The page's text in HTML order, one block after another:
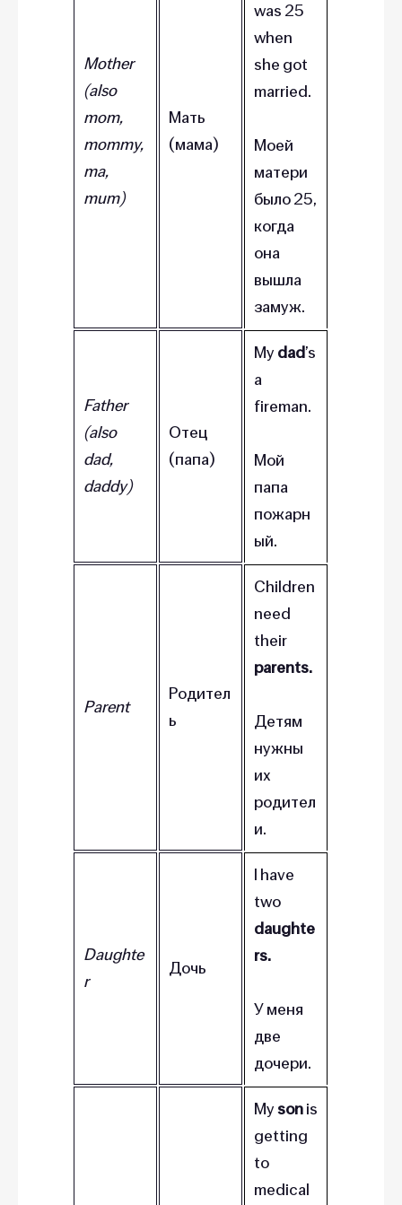
Mother
(also
mom,
mommy,
ma,
mum)
Мать
(мама)
was 25
when
she got
married.
Моей
матери
было 25,
когда
она
вышла
замуж.
Father
(also
dad,
daddy)
Отец
(папа)
My dad’s
a
fireman.
Мой
папа
пожарн
ый.
Parent
Родител
ь
Children
need
their
parents.
Детям
нужны
их
родител
и.
Daughte
r
Дочь
I have
two
daughte
rs.
У меня
две
дочери.
Mysonis
getting
to
medical